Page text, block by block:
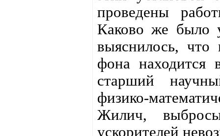
проведены
Каково же было
выяснилось, что
фона находится
старший
физико-
Жилич,
ускорителей